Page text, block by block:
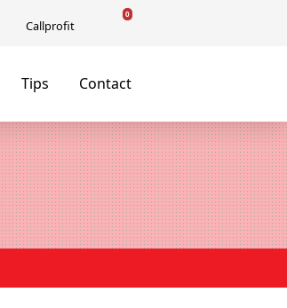
Callprofit
0
Tips Contact